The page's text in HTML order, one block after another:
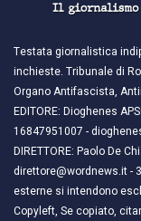
Testata giornalistica
inchieste. Tribunale di
Organo Antifascista,
EDITORE: Dioghenes
16847951007 -
DIRETTORE: Paolo De
direttore@wordnews.it -
esterne si intendono
Copyleft, Se copiato,